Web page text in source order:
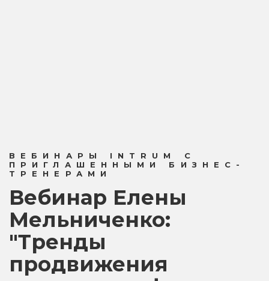
ВЕБИНАРЫ INTRUM С
ПРИГЛАШЕННЫМИ БИЗНЕС-
ТРЕНЕРАМИ
Вебинар Елены
Мельниченко:
"Тренды
продвижения